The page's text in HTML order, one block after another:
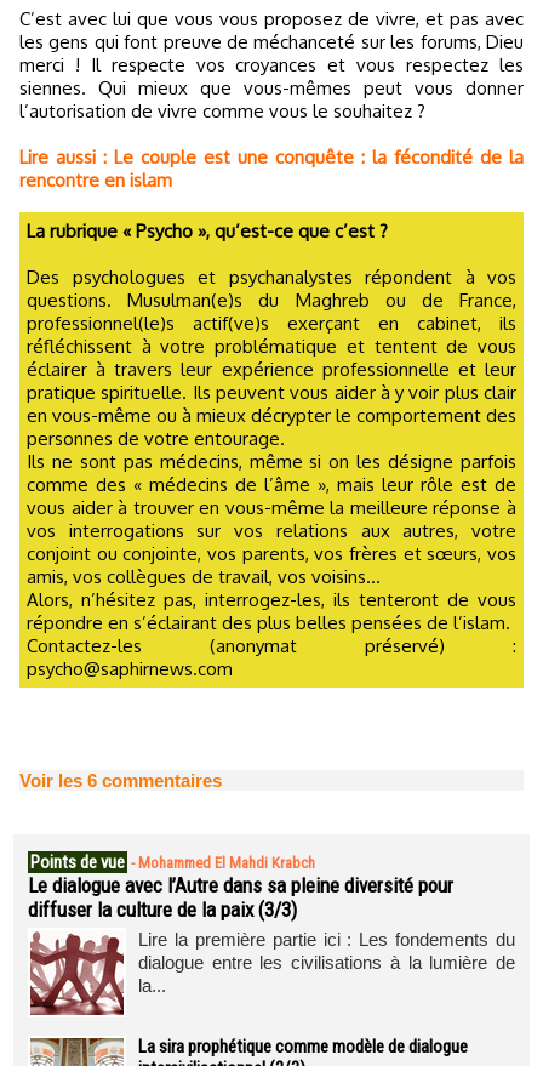
C’est avec lui que vous vous proposez de vivre, et pas avec
les gens qui font preuve de méchanceté sur les forums, Dieu
merci ! Il respecte vos croyances et vous respectez les
siennes. Qui mieux que vous-mêmes peut vous donner
l’autorisation de vivre comme vous le souhaitez ?
Lire aussi : Le couple est une conquête : la fécondité de la
rencontre en islam
La rubrique « Psycho », qu’est-ce que c’est ?
Des psychologues et psychanalystes répondent à vos
questions. Musulman(e)s du Maghreb ou de France,
professionnel(le)s actif(ve)s exerçant en cabinet, ils
réfléchissent à votre problématique et tentent de vous
éclairer à travers leur expérience professionnelle et leur
pratique spirituelle. Ils peuvent vous aider à y voir plus clair
en vous-même ou à mieux décrypter le comportement des
personnes de votre entourage.
Ils ne sont pas médecins, même si on les désigne parfois
comme des « médecins de l’âme », mais leur rôle est de
vous aider à trouver en vous-même la meilleure réponse à
vos interrogations sur vos relations aux autres, votre
conjoint ou conjointe, vos parents, vos frères et sœurs, vos
amis, vos collègues de travail, vos voisins...
Alors, n’hésitez pas, interrogez-les, ils tenteront de vous
répondre en s’éclairant des plus belles pensées de l’islam.
Contactez-les (anonymat préservé) :
psycho@saphirnews.com
Voir les 6 commentaires
Points de vue - Mohammed El Mahdi Krabch
Le dialogue avec l’Autre dans sa pleine diversité pour
diffuser la culture de la paix (3/3)
Lire la première partie ici : Les fondements du
dialogue entre les civilisations à la lumière de
la...
La sira prophétique comme modèle de dialogue